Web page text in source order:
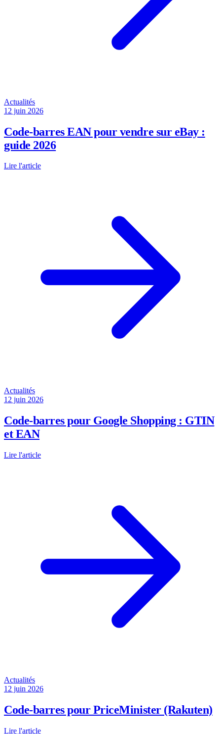
Actualités
12 juin 2026
Code-barres EAN pour vendre sur eBay :
guide 2026
Lire l'article
Actualités
12 juin 2026
Code-barres pour Google Shopping : GTIN
et EAN
Lire l'article
Actualités
12 juin 2026
Code-barres pour PriceMinister (Rakuten)
Lire l'article